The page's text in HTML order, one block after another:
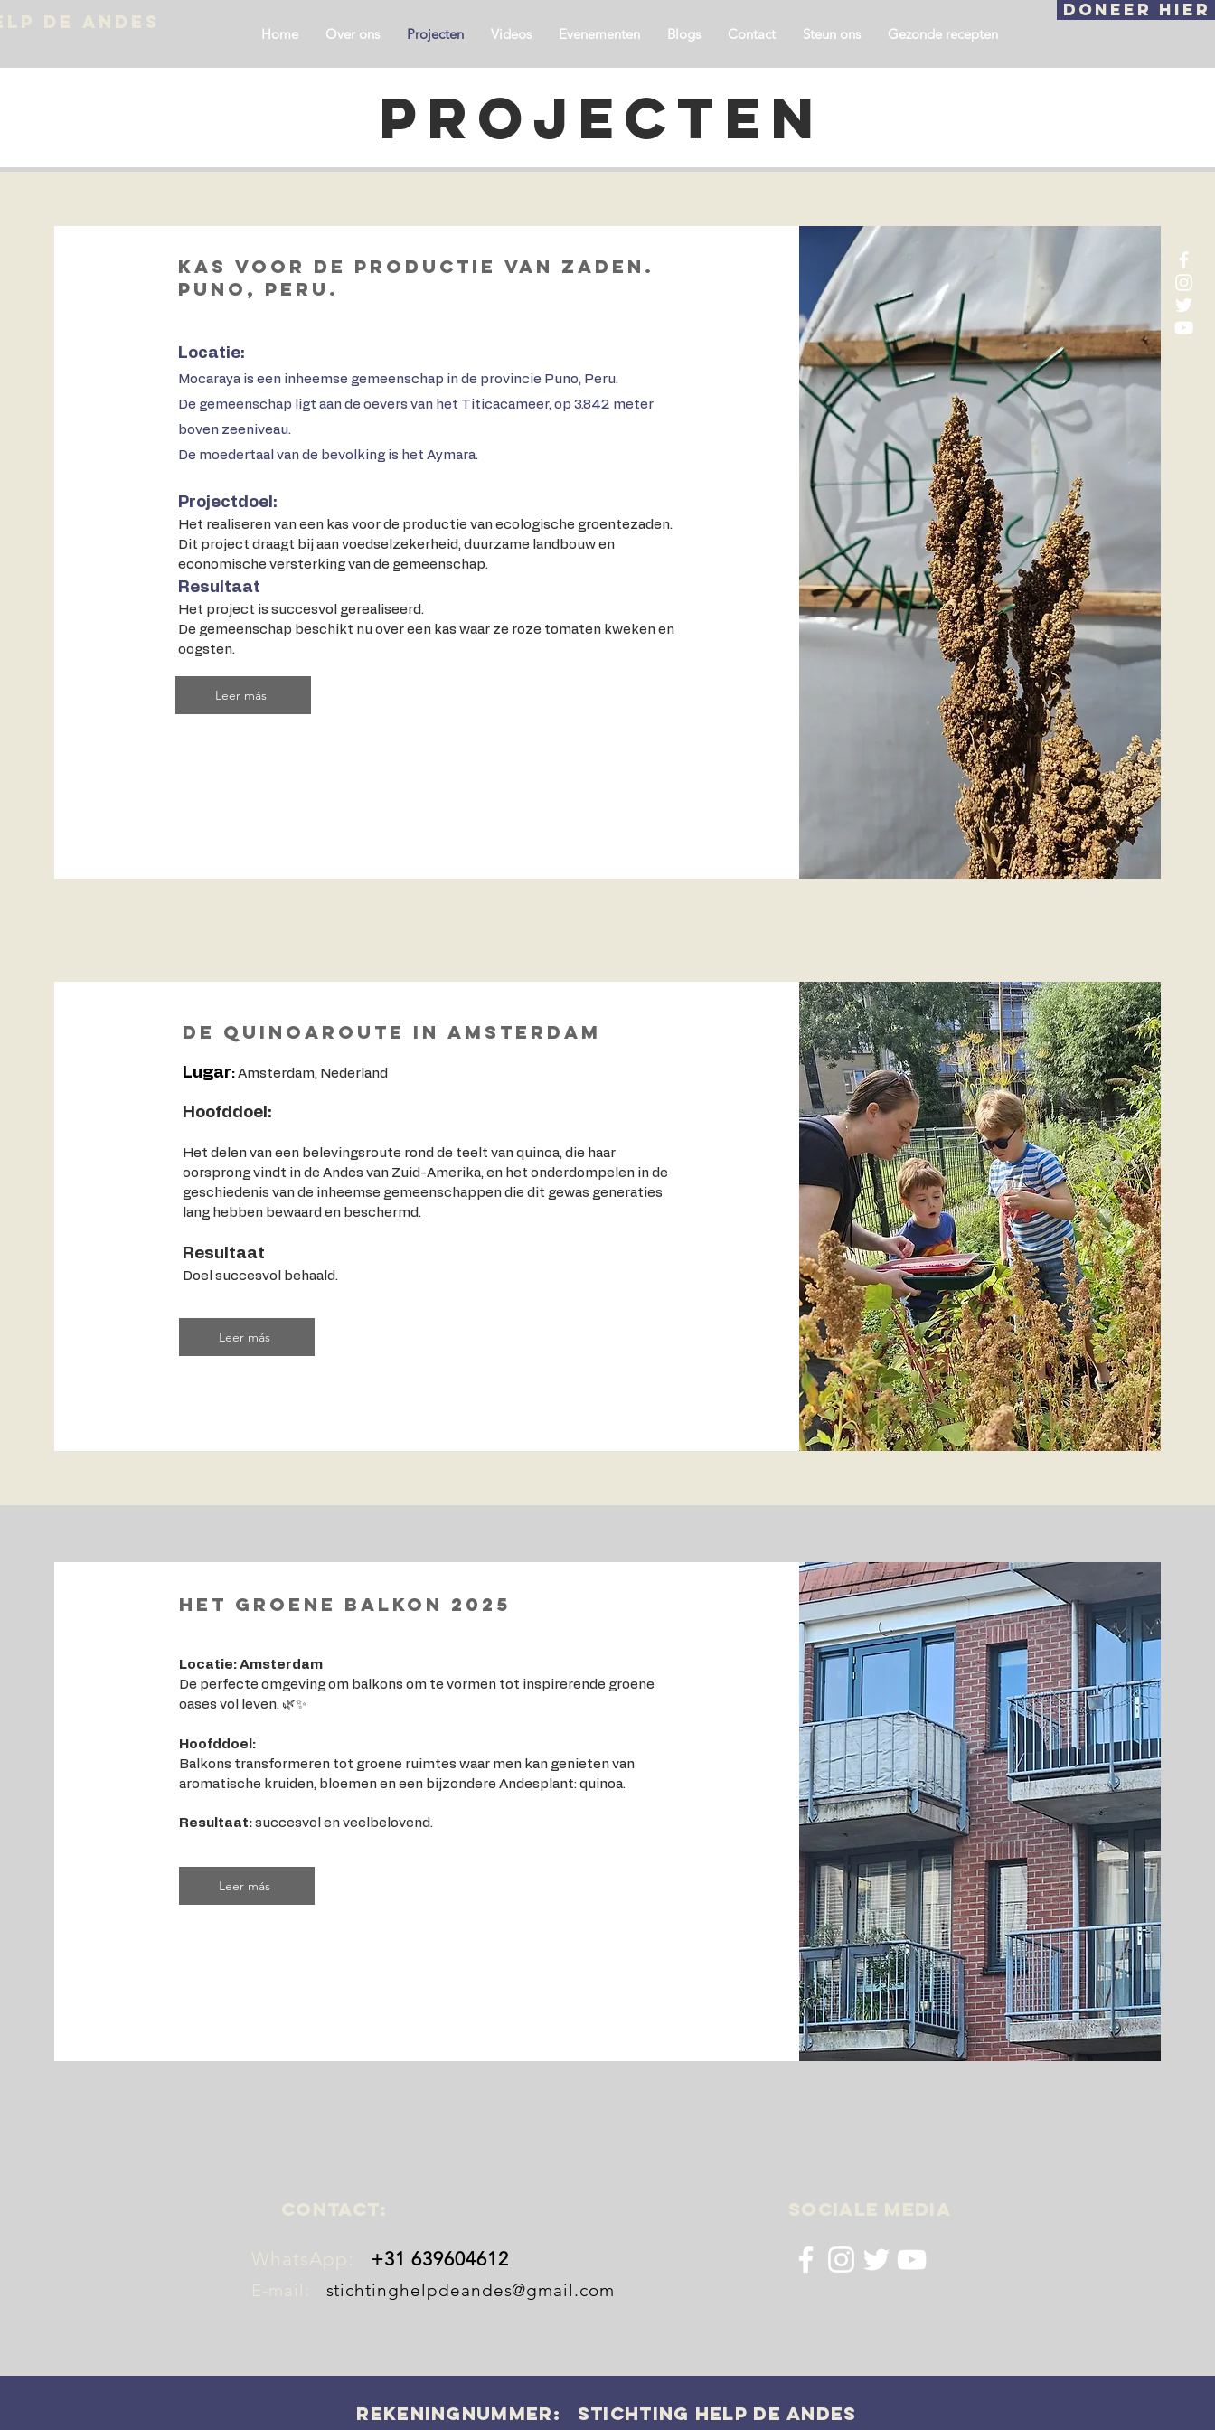
DONEER HIER
Home Over ons Projecten Videos Evenementen Blogs Contact Steun ons Gezonde recepten
Projecten
Kas voor de productie van zaden.
Puno, Peru.
Locatie:
Mocaraya is een inheemse gemeenschap in de provincie Puno, Peru.
De gemeenschap ligt aan de oevers van het Titicacameer, op 3.842 meter
boven zeeniveau.
De moedertaal van de bevolking is het Aymara.
Projectdoel:
Het realiseren van een kas voor de productie van ecologische groentezaden.
Dit project draagt bij aan voedselzekerheid, duurzame landbouw en
economische versterking van de gemeenschap.
Resultaat
Het project is succesvol gerealiseerd.
De gemeenschap beschikt nu over een kas waar ze roze tomaten kweken en
oogsten.
Leer más
De Quinoaroute in Amsterdam
Lugar: Amsterdam, Nederland
Hoofddoel:
Het delen van een belevingsroute rond de teelt van quinoa, die haar
oorsprong vindt in de Andes van Zuid-Amerika, en het onderdompelen in de
geschiedenis van de inheemse gemeenschappen die dit gewas generaties
lang hebben bewaard en beschermd.
Resultaat
Doel succesvol behaald.
Leer más
het groene balkon 2025
Locatie: Amsterdam
De perfecte omgeving om balkons om te vormen tot inspirerende groene
oases vol leven. 🌿✨
Hoofddoel:
Balkons transformeren tot groene ruimtes waar men kan genieten van
aromatische kruiden, bloemen en een bijzondere Andesplant: quinoa.
Resultaat:succesvol en veelbelovend.
Leer más
+31 639604612
stichtinghelpdeandes@gmail.com
Rekeningnummer: Stichting Help De Andes